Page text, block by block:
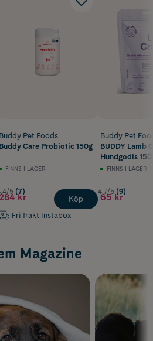
Buddy Pet Foods
Buddy Care Probiotic 150g
FINNS I LAGER
5 (7)
kr
Fri frakt Instabox
Köp
Buddy Pet
BUDDY Lamb
Hundgodis 150
FINNS I LAGER
4.7/5 (9)
65 kr
Magazine